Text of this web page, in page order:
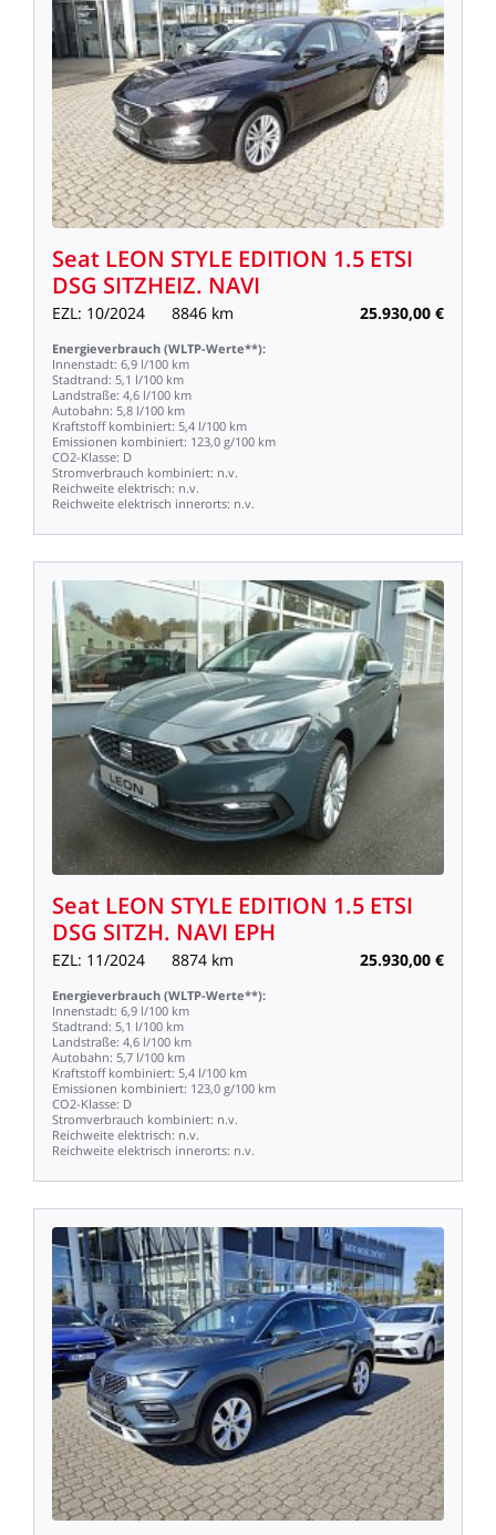
Seat LEON STYLE EDITION 1.5 ETSI
DSG SITZHEIZ. NAVI
EZL: 10/2024 8846 km 25.930,00 €
Energieverbrauch (WLTP-Werte**):
Innenstadt: 6,9 l/100 km
Stadtrand: 5,1 l/100 km
Landstraße: 4,6 l/100 km
Autobahn: 5,8 l/100 km
Kraftstoff kombiniert: 5,4 l/100 km
Emissionen kombiniert: 123,0 g/100 km
CO2-Klasse: D
Stromverbrauch kombiniert: n.v.
Reichweite elektrisch: n.v.
Reichweite elektrisch innerorts: n.v.
Seat LEON STYLE EDITION 1.5 ETSI
DSG SITZH. NAVI EPH
EZL: 11/2024 8874 km 25.930,00 €
Energieverbrauch (WLTP-Werte**):
Innenstadt: 6,9 l/100 km
Stadtrand: 5,1 l/100 km
Landstraße: 4,6 l/100 km
Autobahn: 5,7 l/100 km
Kraftstoff kombiniert: 5,4 l/100 km
Emissionen kombiniert: 123,0 g/100 km
CO2-Klasse: D
Stromverbrauch kombiniert: n.v.
Reichweite elektrisch: n.v.
Reichweite elektrisch innerorts: n.v.